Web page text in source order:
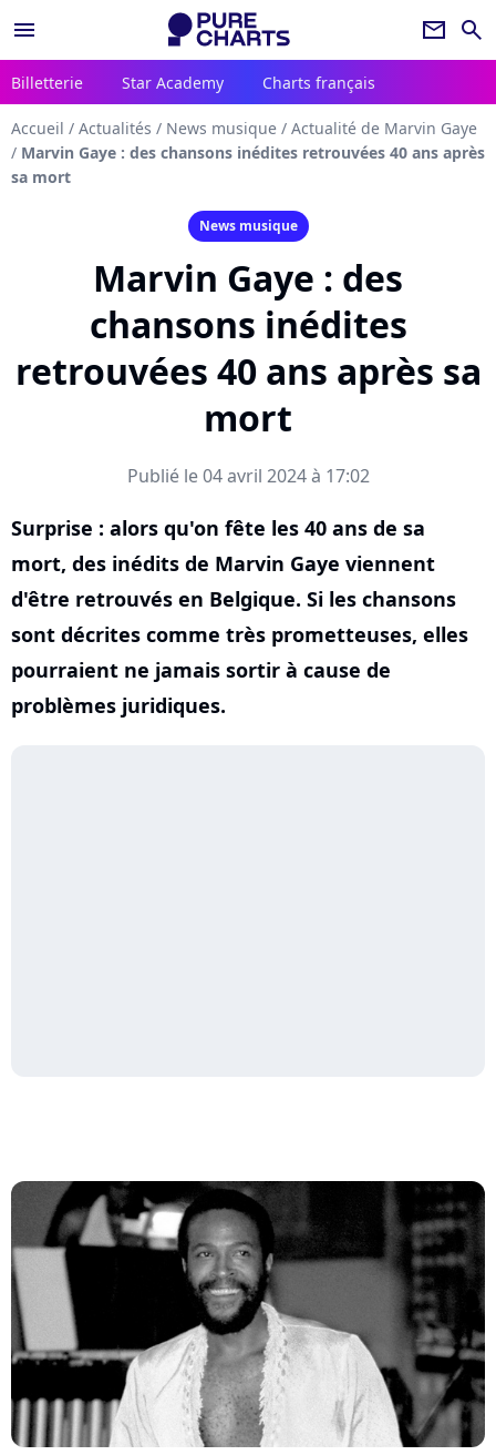
menu newsletter search
Billetterie Star Academy Charts français
Accueil / Actualités / News musique / Actualité de Marvin Gaye
/ Marvin Gaye : des chansons inédites retrouvées 40 ans après
sa mort
News musique
Marvin Gaye : des
chansons inédites
retrouvées 40 ans après sa
mort
Publié le 04 avril 2024 à 17:02
Surprise : alors qu'on fête les 40 ans de sa
mort, des inédits de Marvin Gaye viennent
d'être retrouvés en Belgique. Si les chansons
sont décrites comme très prometteuses, elles
pourraient ne jamais sortir à cause de
problèmes juridiques.